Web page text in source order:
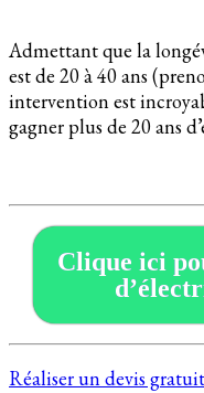
Admettant que la
est de 20 à 40 ans
intervention est
gagner plus de 20 ans
Clique ici
Réaliser un devis